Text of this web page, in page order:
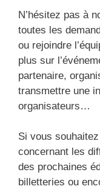
N’hésitez pas à
toutes les
ou rejoindre
plus sur
partenaire,
transmettre une
organisateurs…
Si vous
concernant les
des prochaines
billetteries ou